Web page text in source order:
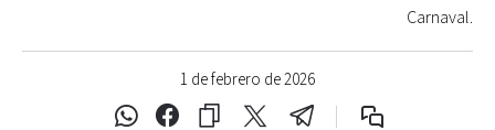
1 de febrero de 2026
Carnaval.